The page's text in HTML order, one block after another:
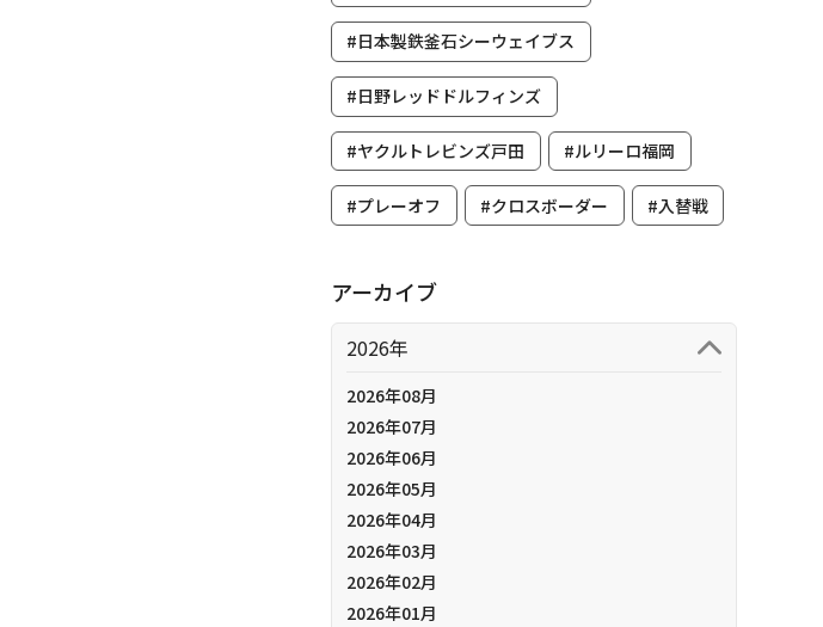
#日本製鉄釜石シーウェイブス
#日野レッドドルフィンズ
#ヤクルトレビンズ戸田 #ルリーロ福岡
#プレーオフ #クロスボーダー #入替戦
アーカイブ
2026年
2026年08月
2026年07月
2026年06月
2026年05月
2026年04月
2026年03月
2026年02月
2026年01月